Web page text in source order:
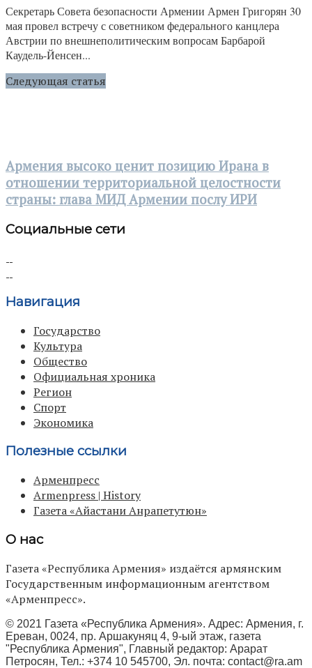
Секретарь Совета безопасности Армении Армен Григорян 30
мая провел встречу с советником федерального канцлера
Австрии по внешнеполитическим вопросам Барбарой
Каудель-Йенсен...
Следующая статья
Армения высоко ценит позицию Ирана в
отношении территориальной целостности
страны: глава МИД Армении послу ИРИ
Социальные сети
Навигация
Государство
Культура
Общество
Официальная хроника
Регион
Спорт
Экономика
Полезные ссылки
Арменпресс
Armenpress | History
Газета «Айастани Анрапетутюн»
О нас
Газета «Республика Армения» издаётся армянским
Государственным информационным агентством
«Арменпресс».
© 2021 Газета «Республика Армения». Адрес: Армения, г.
Ереван, 0024, пр. Аршакуняц 4, 9-ый этаж, газета
"Республика Армения", Главный редактор: Арарат
Петросян, Тел.: +374 10 545700, Эл. почта: contact@ra.am